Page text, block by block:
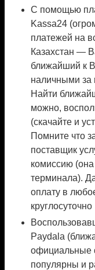
С помощью
Kassa24
платежей на
Казахстан —
ближайший к
наличными за
Найти
можно,
(скачайте и
Помните что
поставщик
комиссию (она
терминала).
оплату в
круглосуточно
Paydala
официальные
популярны и